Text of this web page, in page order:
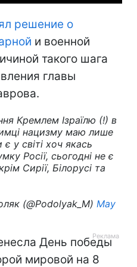
решение о
и военной
такого шага
главы
Кремлем Ізраїлю (!) в
нацизму маю лише
у світі хоч якась
Росії, сьогодні не є
Сирії, Білорусі та
(@Podolyak_M) May
День победы
мировой на 8